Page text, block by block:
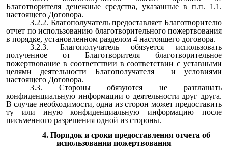
Благотворителя денежные средства, указанные в п.п. 1.1.
настоящего Договора.
3.2.2. Благополучатель предоставляет Благотворителю
отчет по использованию благотворительного пожертвования
в порядке, установленном разделом 4 настоящего договора.
3.2.3. Благополучатель обязуется использовать
полученное от Благотворителя благотворительное
пожертвование в соответствии в соответствии с уставными
целями деятельности Благополучателя и условиями
настоящего Договора.
3.3. Стороны обязуются не разглашать
конфиденциальную информации о деятельности друг друга.
В случае необходимости, одна из сторон может предоставить
ту или иную конфиденциальную информацию после
письменного разрешения одной из стороны.
4. Порядок и сроки предоставления отчета об
использовании пожертвования